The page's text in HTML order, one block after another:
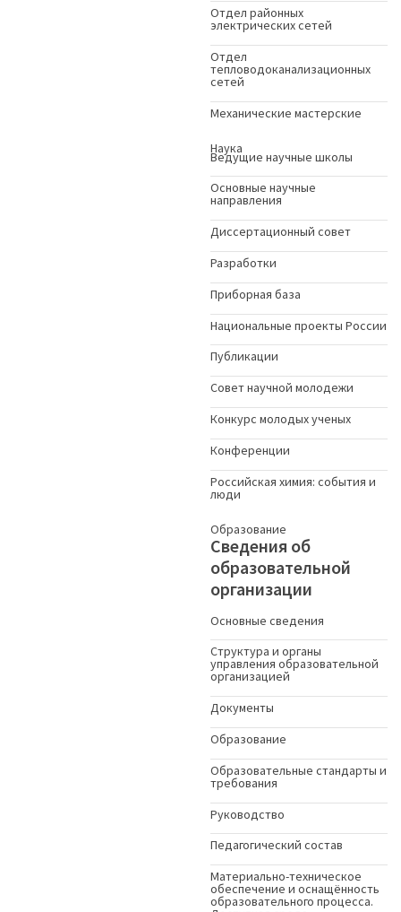
Отдел районных
электрических сетей
Отдел
тепловодоканализационных
сетей
Механические мастерские
Наука
Ведущие научные школы
Основные научные
направления
Диссертационный совет
Разработки
Приборная база
Национальные проекты России
Публикации
Совет научной молодежи
Конкурс молодых ученыx
Конференции
Российская химия: события и
люди
Образование
Сведения об
образовательной
организации
Основные сведения
Структура и органы
управления образовательной
организацией
Документы
Образование
Образовательные стандарты и
требования
Руководство
Педагогический состав
Материально-техническое
обеспечение и оснащённость
образовательного процесса.